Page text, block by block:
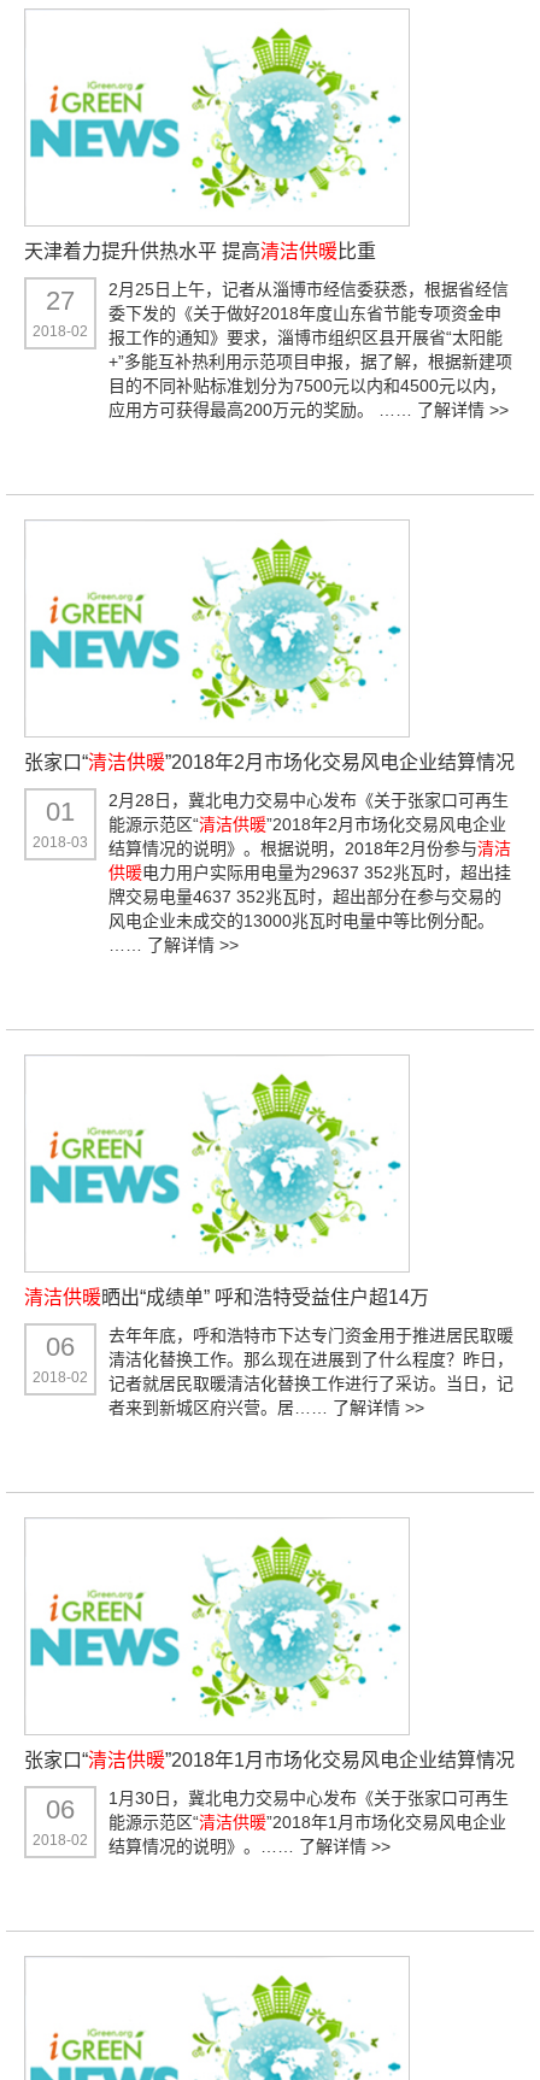
天津着力提升供热水平 提高清洁供暖比重
27
2018-02
2月25日上午，记者从淄博市经信委获悉，根据省经信
委下发的《关于做好2018年度山东省节能专项资金申
报工作的通知》要求，淄博市组织区县开展省“太阳能
+”多能互补热利用示范项目申报，据了解，根据新建项
目的不同补贴标准划分为7500元以内和4500元以内，
应用方可获得最高200万元的奖励。 …… 了解详情 >>
张家口“清洁供暖”2018年2月市场化交易风电企业结算情况
01
2018-03
2月28日，冀北电力交易中心发布《关于张家口可再生
能源示范区“清洁供暖”2018年2月市场化交易风电企业
结算情况的说明》。根据说明，2018年2月份参与清洁
供暖电力用户实际用电量为29637 352兆瓦时，超出挂
牌交易电量4637 352兆瓦时，超出部分在参与交易的
风电企业未成交的13000兆瓦时电量中等比例分配。
了解详情 >>
清洁供暖晒出“成绩单” 呼和浩特受益住户超14万
06
2018-02
去年年底，呼和浩特市下达专门资金用于推进居民取暖
清洁化替换工作。那么现在进展到了什么程度？昨日，
记者就居民取暖清洁化替换工作进行了采访。当日，记
者来到新城区府兴营。居…… 了解详情 >>
张家口“清洁供暖”2018年1月市场化交易风电企业结算情况
06
2018-02
1月30日，冀北电力交易中心发布《关于张家口可再生
能源示范区“清洁供暖”2018年1月市场化交易风电企业
结算情况的说明》。…… 了解详情 >>